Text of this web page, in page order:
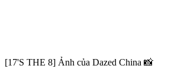
[17'S THE 8] Ảnh của Dazed China 📸